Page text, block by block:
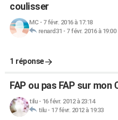
coulisser
MC - 7 févr. 2016 à 17:18
renard31 - 7 févr. 2016 à 19:00
1 réponse
FAP ou pas FAP sur mon
tilu- 16 févr. 2012 à 23:14
tilu- 17 févr. 2012 à 19:33